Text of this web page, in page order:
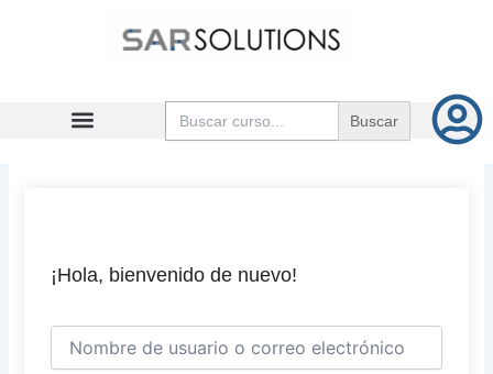
Buscar:
¡Hola, bienvenido de nuevo!